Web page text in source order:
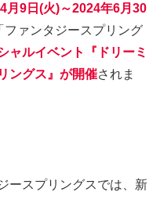
月9日(火)～2024年6月30
ファンタジースプリング
ャルイベント『ドリーミ
ングス』が開催されま
ースプリングスでは、新